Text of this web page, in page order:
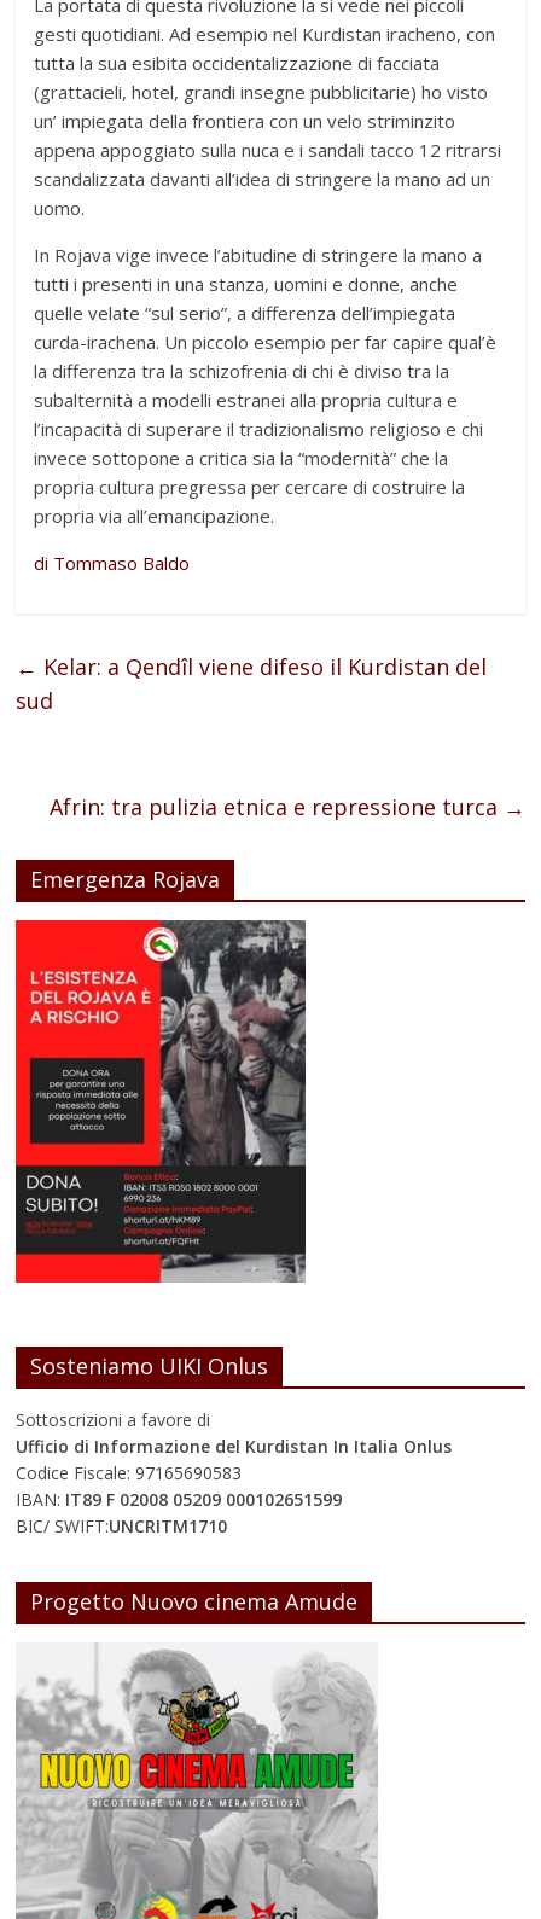
La portata di questa rivoluzione la si vede nei piccoli
gesti quotidiani. Ad esempio nel Kurdistan iracheno, con
tutta la sua esibita occidentalizzazione di facciata
(grattacieli, hotel, grandi insegne pubblicitarie) ho visto
un’ impiegata della frontiera con un velo striminzito
appena appoggiato sulla nuca e i sandali tacco 12 ritrarsi
scandalizzata davanti all’idea di stringere la mano ad un
uomo.
In Rojava vige invece l’abitudine di stringere la mano a
tutti i presenti in una stanza, uomini e donne, anche
quelle velate “sul serio”, a differenza dell’impiegata
curda-irachena. Un piccolo esempio per far capire qual’è
la differenza tra la schizofrenia di chi è diviso tra la
subalternità a modelli estranei alla propria cultura e
l’incapacità di superare il tradizionalismo religioso e chi
invece sottopone a critica sia la “modernità” che la
propria cultura pregressa per cercare di costruire la
propria via all’emancipazione.
di Tommaso Baldo
← Kelar: a Qendîl viene difeso il Kurdistan del
sud
Afrin: tra pulizia etnica e repressione turca →
Emergenza Rojava
Sosteniamo UIKI Onlus
Sottoscrizioni a favore di
Ufficio di Informazione del Kurdistan In Italia Onlus
Codice Fiscale: 97165690583
IBAN: IT89 F 02008 05209 000102651599
BIC/ SWIFT:UNCRITM1710
Progetto Nuovo cinema Amude